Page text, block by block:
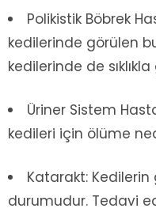
Polikistik Böbrek
kedilerinde görülen
kedilerinde de
Üriner Sistem
kedileri için ölüme
Katarakt:
durumudur. Tedavi